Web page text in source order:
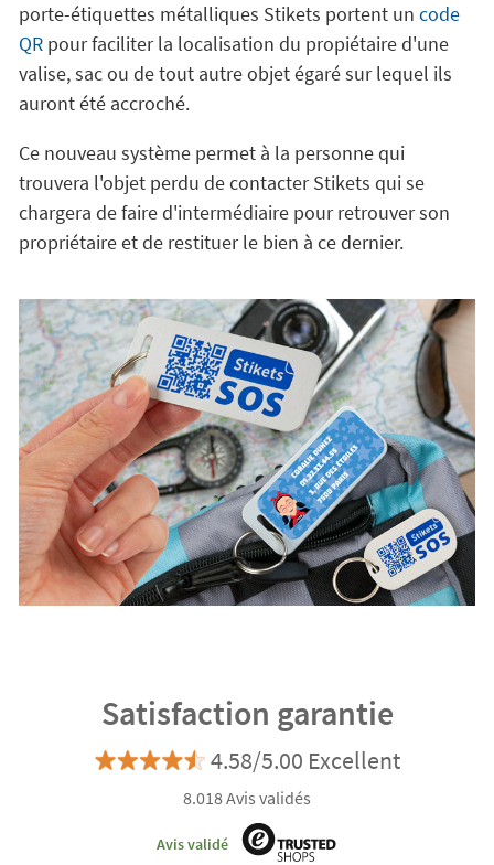
porte-étiquettes métalliques Stikets portent un code
QRpour faciliter la localisation du propiétaire d'une
valise, sac ou de tout autre objet égaré sur lequel ils
auront été accroché.
Ce nouveau système permet à la personne qui
trouvera l'objet perdu de contacter Stikets qui se
chargera de faire d'intermédiaire pour retrouver son
propriétaire et de restituer le bien à ce dernier.
Satisfaction garantie
4.58/5.00 Excellent
8.018 Avis validés
Avis validé